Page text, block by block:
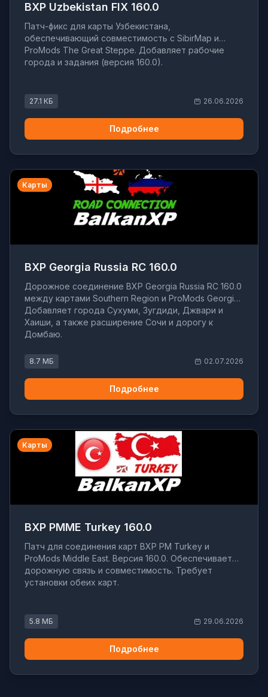
BXP Uzbekistan FIX 160.0
Патч-фикс для карты Узбекистана,
обеспечивающий совместимость с SibirMap и
ProMods The Great Steppe. Добавляет рабочие
города и задания (версия 160.0).
27.1 КБ 26.06.2026
Подробнее
Карты
BXP Georgia Russia RC 160.0
Дорожное соединение BXP Georgia Russia RC 160.0
между картами Southern Region и ProMods Georgia.
Добавляет города Сухуми, Зугдиди, Джвари и
Хаиши, а также расширение Сочи и дорогу к
Домбаю.
8.7 МБ 02.07.2026
Подробнее
Карты
BXP PMME Turkey 160.0
Патч для соединения карт BXP PM Turkey и
ProMods Middle East. Версия 160.0. Обеспечивает
дорожную связь и совместимость. Требует
установки обеих карт.
5.8 МБ 29.06.2026
Подробнее